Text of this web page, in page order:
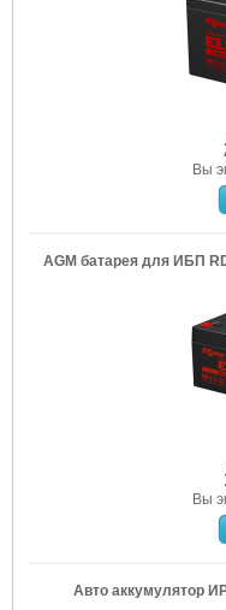
Вы
AGM батарея для ИБП
Вы
Авто аккумулятор